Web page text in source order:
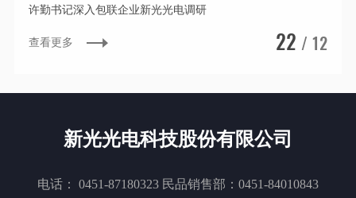
许勤书记深入包联企业新光光电调研
查看更多 22 / 12
新光光电科技股份有限公司
电话： 0451-87180323 民品销售部：0451-84010843